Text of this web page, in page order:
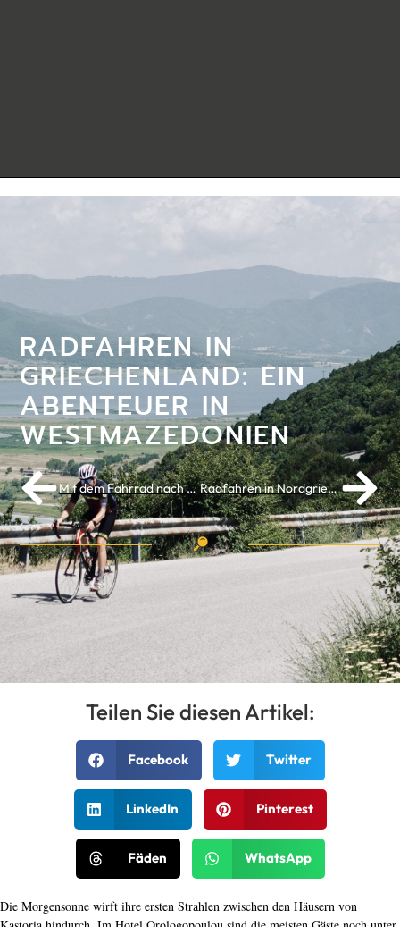
RADFAHREN IN
GRIECHENLAND: EIN
ABENTEUER IN
WESTMAZEDONIEN
Mit dem Fahrrad nach Dänemark: Fernweh & Hygge Radfahren in Nordgriechenland: von Florina nach Nimfeio
Teilen Sie diesen Artikel:
Facebook Twitter
LinkedIn Pinterest
Fäden WhatsApp
Die Morgensonne wirft ihre ersten Strahlen zwischen den Häusern von